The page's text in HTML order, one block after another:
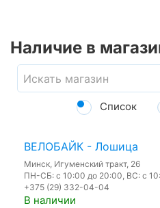
Наличие в
Список
ВЕЛОБАЙК - Лошица
Минск, Игуменский тракт, 26
ПН-СБ: с 10:00 до 20:00, ВС: с
+375 (29) 332-04-04
В наличии